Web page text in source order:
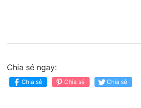
Chia sẻ ngay:
Chia sẻ Chia sẻ Chia sẻ